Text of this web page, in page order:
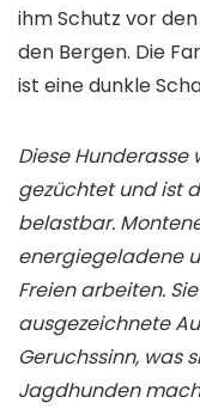
ihm Schutz vor
den Bergen. Die
ist eine dunkle
Diese Hunderasse
gezüchtet und ist
belastbar.
energiegeladene
Freien arbeiten.
ausgezeichnete
Geruchssinn, was
Jagdhunden